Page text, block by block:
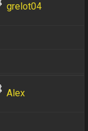
grelot04
Alex